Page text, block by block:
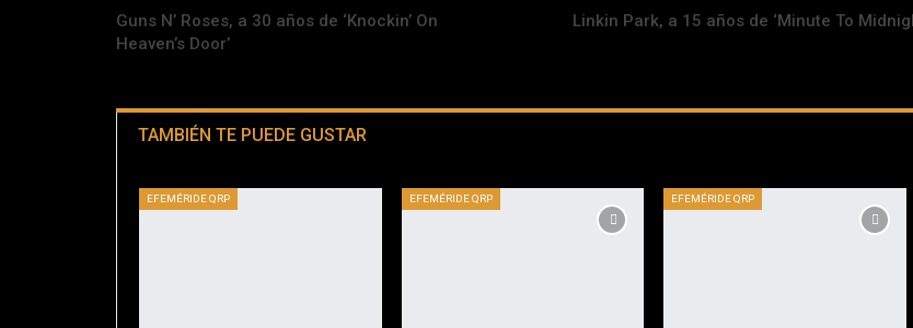
Guns N’ Roses, a 30 años de ‘Knockin’ On
Heaven’s Door’
Linkin Park, a 15 años de ‘Minute To
TAMBIÉN TE PUEDE GUSTAR
EFEMÉRIDE QRP EFEMÉRIDE QRP EFEMÉRIDE QRP